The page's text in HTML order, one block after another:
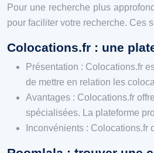
Pour une recherche plus
pour faciliter votre recherche. Ces
Colocations.fr : une
Présentation : Colocations.fr
de mettre en relation les
Avantages : Colocations.fr
spécialisées. La plateforme
Inconvénients : Colocations.fr